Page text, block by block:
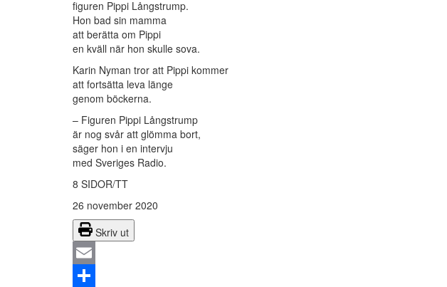
figuren Pippi Långstrump.
Hon bad sin mamma
att berätta om Pippi
en kväll när hon skulle sova.
Karin Nyman tror att Pippi kommer
att fortsätta leva länge
genom böckerna.
– Figuren Pippi Långstrump
är nog svår att glömma bort,
säger hon i en intervju
med Sveriges Radio.
8 SIDOR/TT
26 november 2020
Skriv ut
Email